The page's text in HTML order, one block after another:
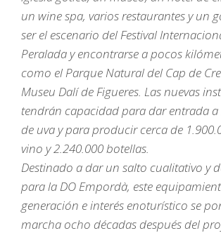
un wine spa, varios restaurantes y un
ser el escenario del Festival
Peralada y encontrarse a pocos
como el Parque Natural del Cap de
Museu Dalí de Figueres. Las nuevas
tendrán capacidad para dar entrada a
de uva y para producir cerca de
vino y 2.240.000 botellas.
Destinado a dar un salto cualitativo y
para la DO Empordà, este
generación e interés enoturístico se
marcha ocho décadas después del